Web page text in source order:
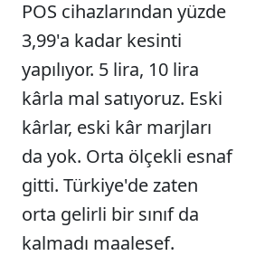
POS cihazlarından yüzde
3,99'a kadar kesinti
yapılıyor. 5 lira, 10 lira
kârla mal satıyoruz. Eski
kârlar, eski kâr marjları
da yok. Orta ölçekli esnaf
gitti. Türkiye'de zaten
orta gelirli bir sınıf da
kalmadı maalesef.